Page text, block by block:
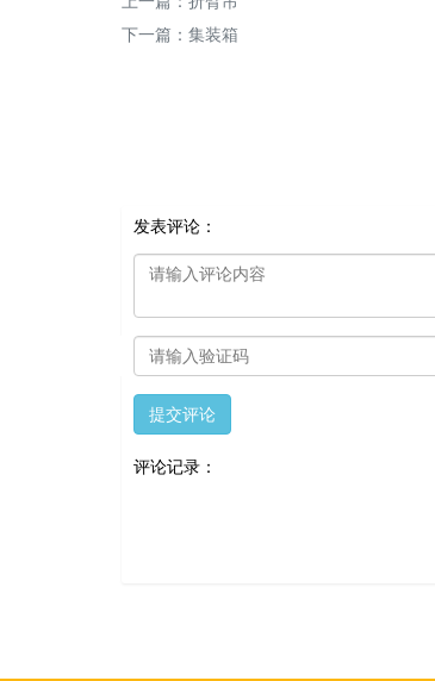
下一篇： 集装箱
发表评论：
提交评论
评论记录：